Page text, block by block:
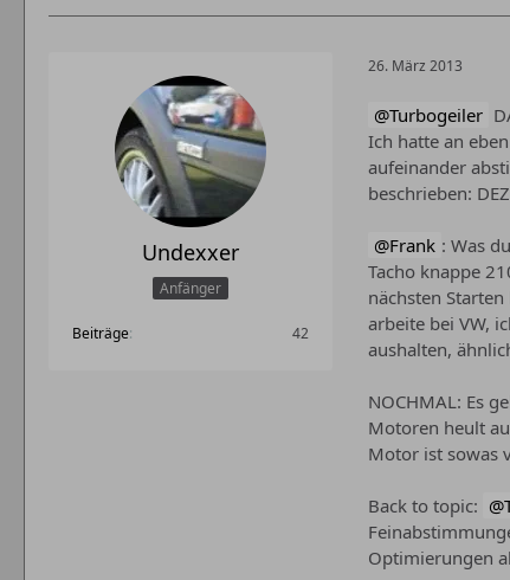
Undexxer
Anfänger
Beiträge 42
26. März 2013
Turbogeiler
Ich hatte an
aufeinander
beschrieben:
Frank : Was
Tacho knappe
nächsten
arbeite bei VW,
aushalten,
NOCHMAL: Es
Motoren heult
Motor ist sowas
Back to topic:
Optimierungen